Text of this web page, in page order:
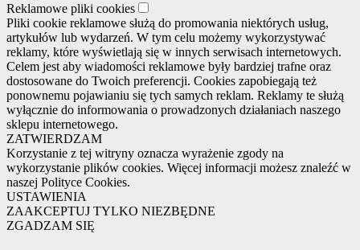
Reklamowe pliki cookies
Pliki cookie reklamowe służą do promowania niektórych usług,
artykułów lub wydarzeń. W tym celu możemy wykorzystywać
reklamy, które wyświetlają się w innych serwisach internetowych.
Celem jest aby wiadomości reklamowe były bardziej trafne oraz
dostosowane do Twoich preferencji. Cookies zapobiegają też
ponownemu pojawianiu się tych samych reklam. Reklamy te służą
wyłącznie do informowania o prowadzonych działaniach naszego
sklepu internetowego.
ZATWIERDZAM
Korzystanie z tej witryny oznacza wyrażenie zgody na
wykorzystanie plików cookies. Więcej informacji możesz znaleźć w
naszej Polityce Cookies.
USTAWIENIA
ZAAKCEPTUJ TYLKO NIEZBĘDNE
ZGADZAM SIĘ